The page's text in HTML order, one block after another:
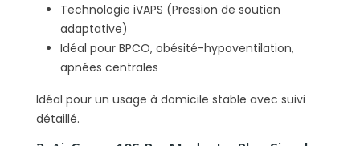
Technologie iVAPS (Pression de soutien
adaptative)
Idéal pour BPCO, obésité-hypoventilation,
apnées centrales
Idéal pour un usage à domicile stable avec suivi
détaillé.